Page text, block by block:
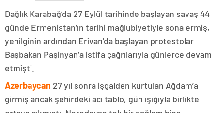
Dağlık Karabağ’da 27 Eylül tarihinde başlayan savaş 44
günde Ermenistan’ın tarihi mağlubiyetiyle sona ermiş,
yenilginin ardından Erivan’da başlayan protestolar
Başbakan Paşinyan’a istifa çağrılarıyla günlerce devam
etmişti.
Azerbaycan 27 yıl sonra işgalden kurtulan Ağdam’a
girmiş ancak şehirdeki acı tablo, gün ışığıyla birlikte